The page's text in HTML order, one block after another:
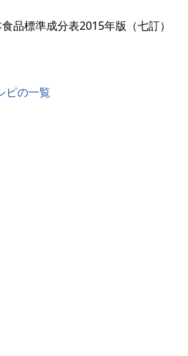
食品標準成分表2015年版（七訂）
ピの一覧